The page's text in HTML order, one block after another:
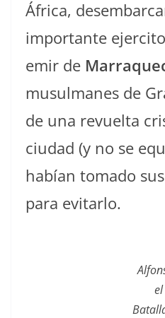
África,
importante
emir de
musulmanes de
de una revuelta
ciudad (y no se
habían tomado
para evitarlo.
el